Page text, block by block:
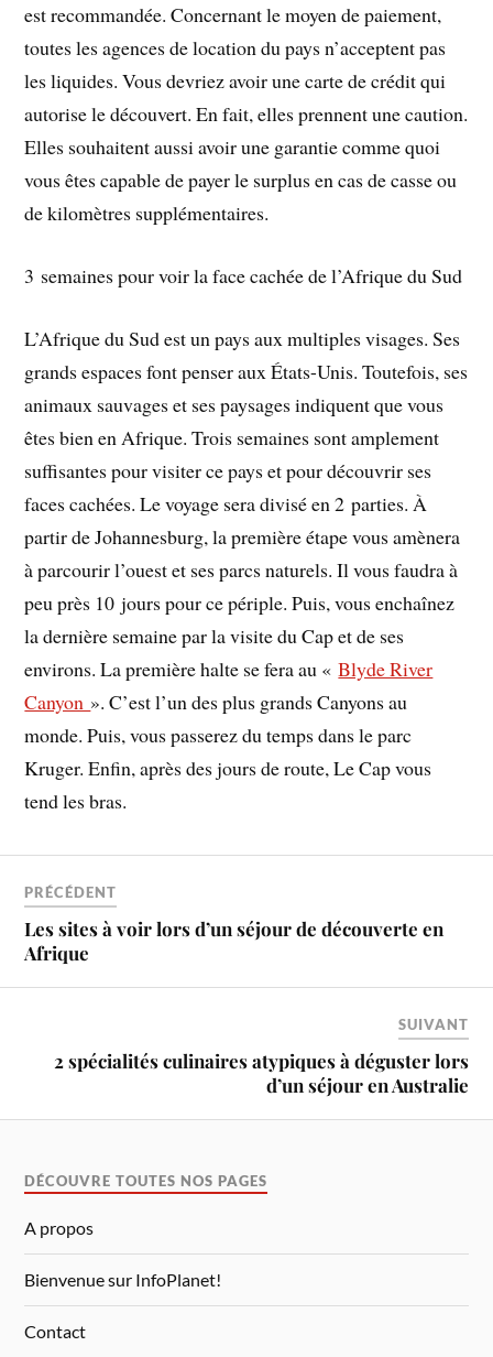
est recommandée. Concernant le moyen de paiement,
toutes les agences de location du pays n’acceptent pas
les liquides. Vous devriez avoir une carte de crédit qui
autorise le découvert. En fait, elles prennent une caution.
Elles souhaitent aussi avoir une garantie comme quoi
vous êtes capable de payer le surplus en cas de casse ou
de kilomètres supplémentaires.
3 semaines pour voir la face cachée de l’Afrique du Sud
L’Afrique du Sud est un pays aux multiples visages. Ses
grands espaces font penser aux États-Unis. Toutefois, ses
animaux sauvages et ses paysages indiquent que vous
êtes bien en Afrique. Trois semaines sont amplement
suffisantes pour visiter ce pays et pour découvrir ses
faces cachées. Le voyage sera divisé en 2 parties. À
partir de Johannesburg, la première étape vous amènera
à parcourir l’ouest et ses parcs naturels. Il vous faudra à
peu près 10 jours pour ce périple. Puis, vous enchaînez
la dernière semaine par la visite du Cap et de ses
environs. La première halte se fera au «Blyde River
Canyon ». C’est l’un des plus grands Canyons au
monde. Puis, vous passerez du temps dans le parc
Kruger. Enfin, après des jours de route, Le Cap vous
tend les bras.
PRÉCÉDENT
Les sites à voir lors d’un séjour de découverte en
Afrique
SUIVANT
2 spécialités culinaires atypiques à déguster lors
d’un séjour en Australie
DÉCOUVRE TOUTES NOS PAGES
A propos
Bienvenue sur InfoPlanet!
Contact